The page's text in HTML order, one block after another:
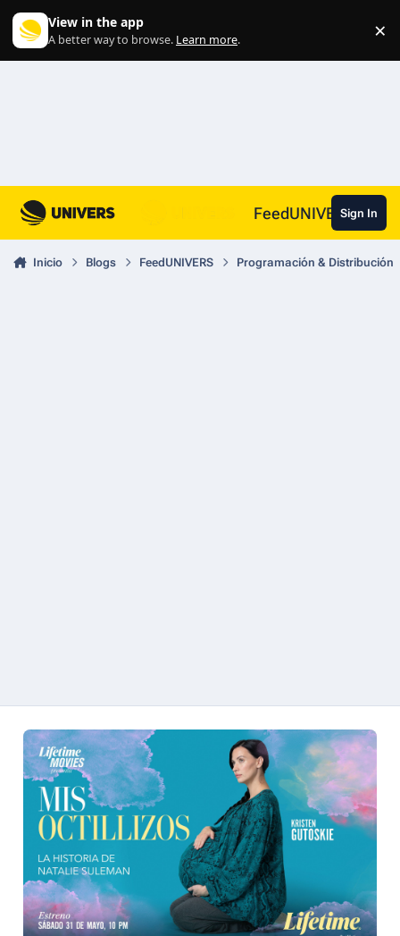
View in the app
A better way to browse. Learn more. ×
FeedUNIVERSSign In
Inicio Blogs FeedUNIVERS Programación & Distribución